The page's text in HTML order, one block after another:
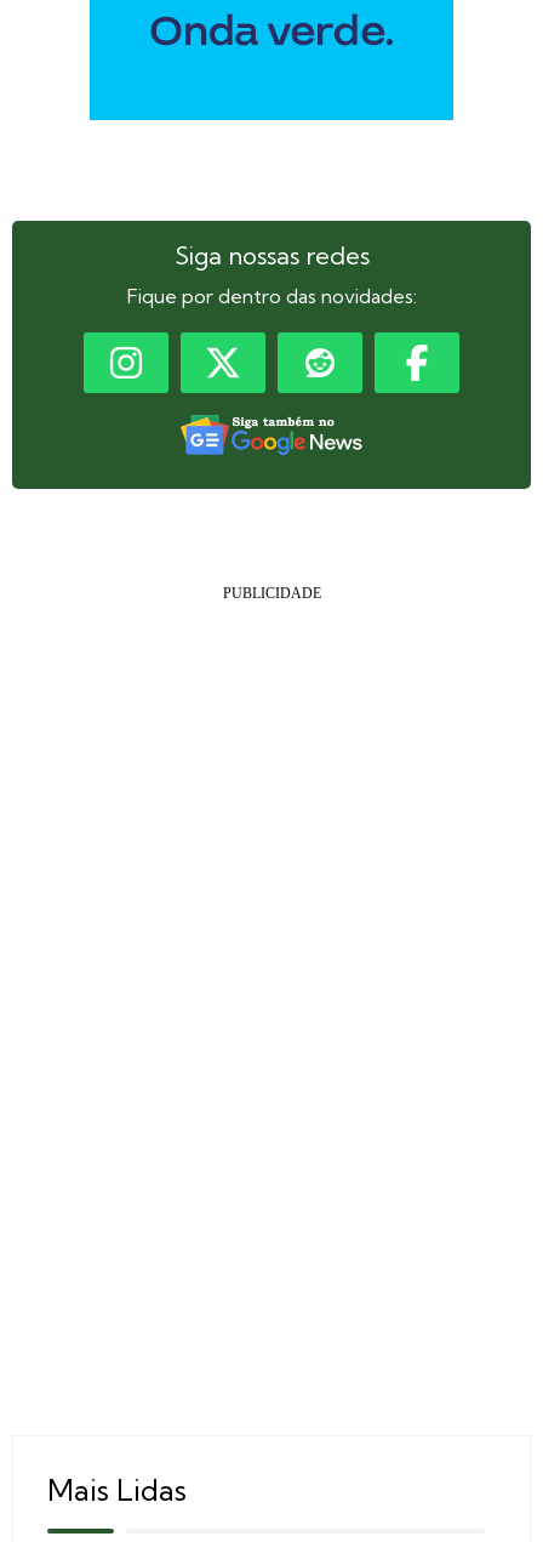
Siga nossas redes
Fique por dentro das novidades:
Mais Lidas